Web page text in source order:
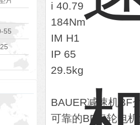
55
i 40.79
184Nm
IM H1
IP 65
29.5kg
BAUER减速机BF
可靠的BF齿轮电